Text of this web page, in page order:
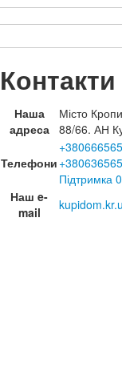
Контакти
Наша
адреса
Місто
88/66. АН
Телефони
Підтримка
Наш e-
mail